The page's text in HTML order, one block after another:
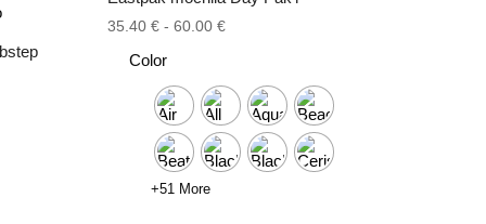
35.40 € - 60.00 €Rango
desde
35.40 €
hasta
60.00 €
Color
+51 More